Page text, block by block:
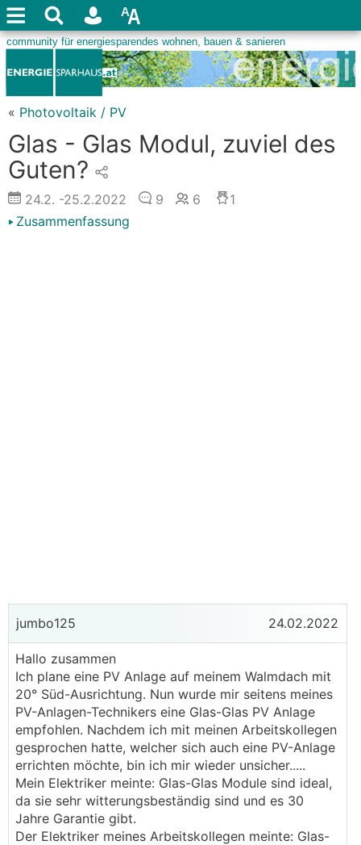
« Photovoltaik / PV
Glas - Glas Modul, zuviel des
Guten?
24.2. -25.2.2022 9 6
1
Zusammenfassung
jumbo125 24.02.2022
Hallo zusammen
Ich plane eine PV Anlage auf meinem Walmdach mit
20° Süd-Ausrichtung. Nun wurde mir seitens meines
PV-Anlagen-Technikers eine Glas-Glas PV Anlage
empfohlen. Nachdem ich mit meinen Arbeitskollegen
gesprochen hatte, welcher sich auch eine PV-Anlage
errichten möchte, bin ich mir wieder unsicher.....
Mein Elektriker meinte: Glas-Glas Module sind ideal,
da sie sehr witterungsbeständig sind und es 30
Jahre Garantie gibt.
Der Elektriker meines Arbeitskollegen meinte: Glas-